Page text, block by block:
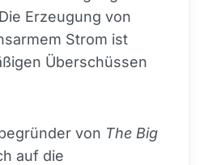
Erzeugung von
Strom ist
Überschüssen
von The Big
auf die